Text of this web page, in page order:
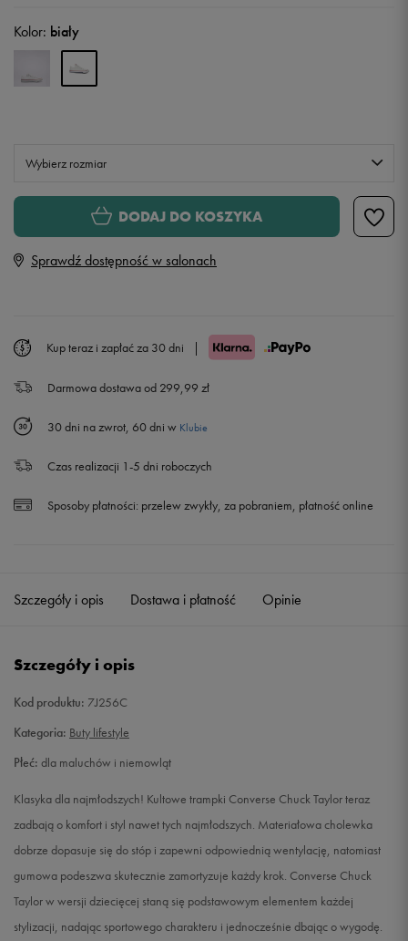
Kolor: biały
Wybierz rozmiar
Rozmiary EU
12,5 cm
23 14 cm Powiadom o dostępności
24 15 cm
25 15,5 cm
DODAJ DO KOSZYKA
Sprawdź dostępność w salonach
Kup teraz i zapłać za 30 dni |
Darmowa dostawa od 299,99 zł
30 dni na zwrot, 60 dni w Klubie
Czas realizacji 1-5 dni roboczych
Sposoby płatności: przelew zwykły, za pobraniem, płatność online
Szczegóły i opis Dostawa i płatność Opinie
Szczegóły i opis
Kod produktu: 7J256C
Kategoria: Buty lifestyle
Płeć: dla maluchów i niemowląt
Klasyka dla najmłodszych! Kultowe trampki Converse Chuck Taylor teraz
zadbają o komfort i styl nawet tych najmłodszych. Materiałowa cholewka
dobrze dopasuje się do stóp i zapewni odpowiednią wentylację, natomiast
gumowa podeszwa skutecznie zamortyzuje każdy krok. Converse Chuck
Taylor w wersji dziecięcej staną się podstawowym elementem każdej
stylizacji, nadając sportowego charakteru i jednocześnie dbając o wygodę.